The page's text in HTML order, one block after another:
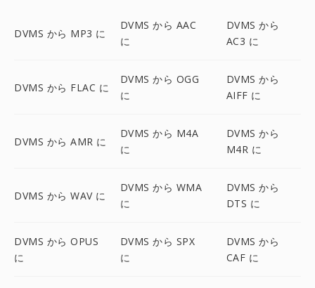
DVMS から MP3 に
DVMS から AAC
に
DVMS から
AC3 に
DVMS から FLAC に
DVMS から OGG
に
DVMS から
AIFF に
DVMS から AMR に
DVMS から M4A
に
DVMS から
M4R に
DVMS から WAV に
DVMS から WMA
に
DVMS から
DTS に
DVMS から OPUS
に
DVMS から SPX
に
DVMS から
CAF に